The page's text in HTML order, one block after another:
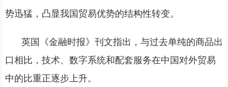
势迅猛，凸显我国贸易优势的结构性转变。
英国《金融时报》刊文指出，与过去单纯的商品出
口相比，技术、数字系统和配套服务在中国对外贸易
中的比重正逐步上升。